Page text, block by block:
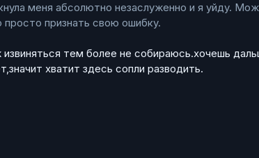
меня абсолютно незаслуженно и я уйду.
признать свою ошибку.
извиняться тем более не собираюсь.хочешь
хватит здесь сопли разводить.